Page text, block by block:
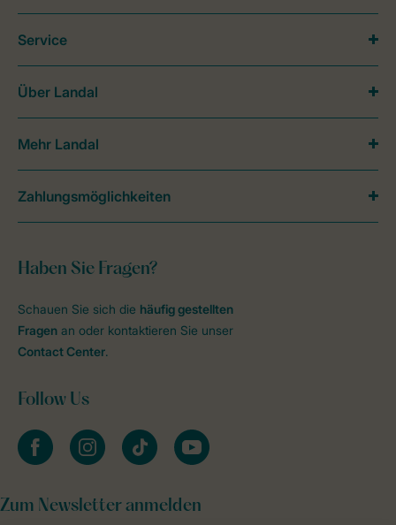
Haben Sie Fragen?
Schauen Sie sich die häufig gestellten
Fragen an oder kontaktieren Sie unser
Contact Center.
Follow Us
facebookinstagramtiktok youtube
Zum Newsletter anmelden
Service
Über Landal
Mehr Landal
Zahlungsmöglichkeiten